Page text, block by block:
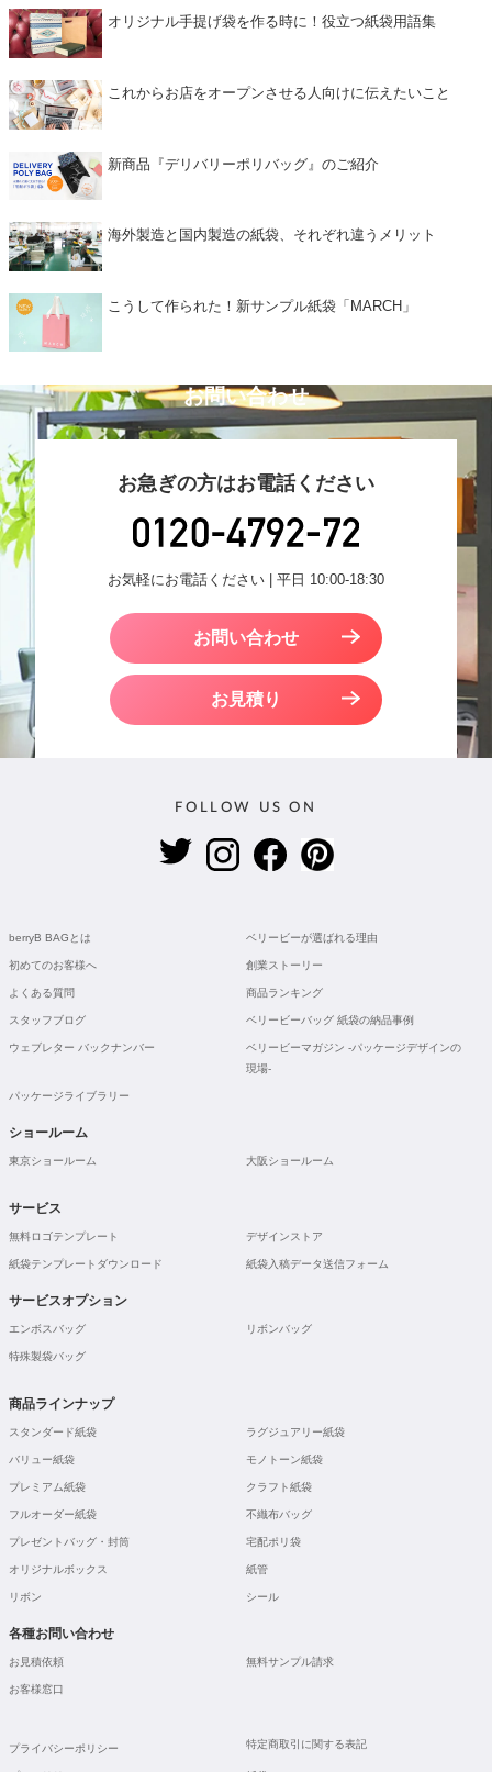
オリジナル手提げ袋を作る時に！役立つ紙袋用語集
これからお店をオープンさせる人向けに伝えたいこと
新商品『デリバリーポリバッグ』のご紹介
海外製造と国内製造の紙袋、それぞれ違うメリット
こうして作られた！新サンプル紙袋「MARCH」
お問い合わせ
お急ぎの方はお電話ください
お気軽にお電話ください | 平日 10:00-18:30
お問い合わせ
お見積り
FOLLOW US ON
berryB BAGとは ベリービーが選ばれる理由
初めてのお客様へ 創業ストーリー
よくある質問 商品ランキング
スタッフブログ ベリービーバッグ 紙袋の納品事例
ウェブレター バックナンバー
ベリービーマガジン -パッケージデザインの
現場-
パッケージライブラリー
ショールーム
東京ショールーム 大阪ショールーム
サービス
無料ロゴテンプレート デザインストア
紙袋テンプレートダウンロード 紙袋入稿データ送信フォーム
サービスオプション
エンボスバッグ リボンバッグ
特殊製袋バッグ
商品ラインナップ
スタンダード紙袋 ラグジュアリー紙袋
バリュー紙袋 モノトーン紙袋
プレミアム紙袋 クラフト紙袋
フルオーダー紙袋 不織布バッグ
プレゼントバッグ・封筒 宅配ポリ袋
オリジナルボックス 紙管
リボン シール
各種お問い合わせ
お見積依頼 無料サンプル請求
お客様窓口
プライバシーポリシー 特定商取引に関する表記